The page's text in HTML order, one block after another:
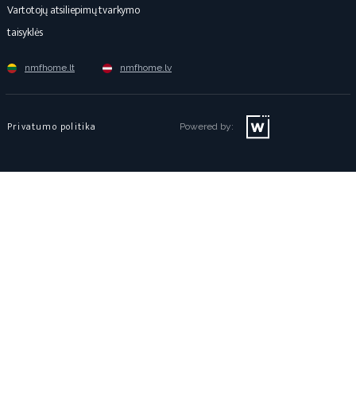
Vartotojų atsiliepimų tvarkymo
taisyklės
nmfhome.lt nmfhome.lv
Privatumo politika Powered by: